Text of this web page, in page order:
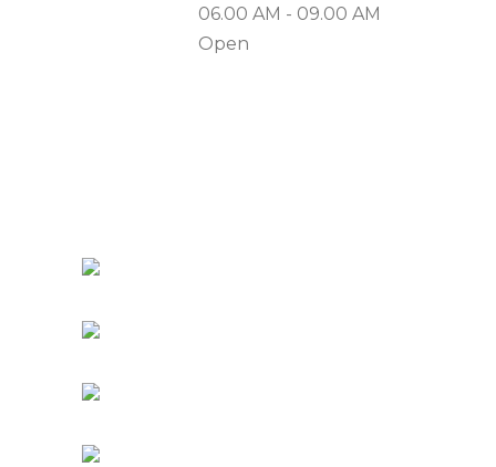
06.00 AM - 09.00 AM
Open